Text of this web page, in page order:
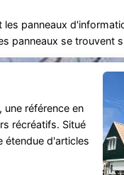
panneaux
panneaux se trouvent
, une référence en
récréatifs. Situé
étendue d'articles